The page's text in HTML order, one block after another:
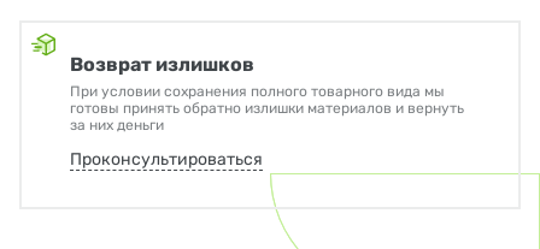
Возврат излишков
При условии сохранения полного товарного вида мы
готовы принять обратно излишки материалов и вернуть
за них деньги
Проконсультироваться